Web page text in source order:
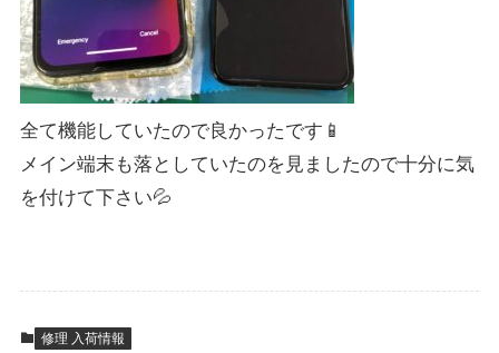
全て機能していたので良かったです📱
メイン端末も落としていたのを見ましたので十分に気
を付けて下さい💦
修理 入荷情報